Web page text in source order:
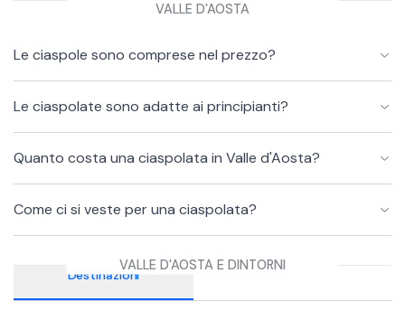
VALLE D'AOSTA
Le ciaspole sono comprese nel prezzo?
Le ciaspolate sono adatte ai principianti?
Quanto costa una ciaspolata in Valle d'Aosta?
Come ci si veste per una ciaspolata?
VALLE D'AOSTA E DINTORNI
Destinazioni